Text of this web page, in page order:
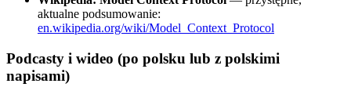
aktualne podsumowanie:
en.wikipedia.org/wiki/Model_Context_Protocol
Podcasty i wideo (po polsku lub z polskimi
napisami)